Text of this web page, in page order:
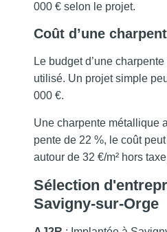
000 € selon le projet.
Coût d’une
Le budget d’une
utilisé. Un projet simple
000 €.
Une charpente métallique
pente de 22 %, le coût
autour de 32 €/m² hors
Sélection
Savigny-sur-Orge